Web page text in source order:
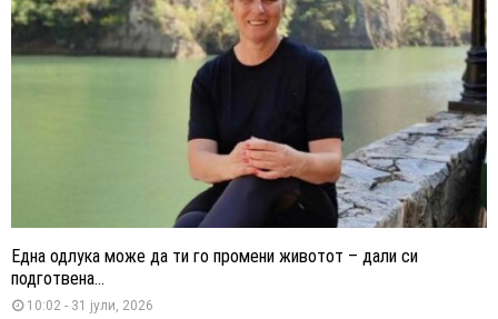
Една одлука може да ти го промени животот – дали си
подготвена...
10:02 - 31 јули, 2026